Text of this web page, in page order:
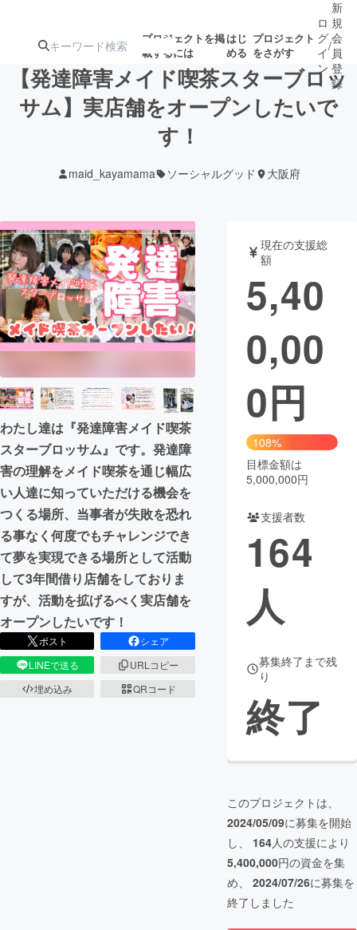
プロジェクトを掲
載するには
はじ
める
プロジェクト
をさがす
注目の新着プロ
テクノロジー・ガジェット
映像・映画 書籍・雑誌
ビジネス・起業 チャレンジ
まちづくり・地域活性化
CAMPFIRE for Social Good
CAMPFIRE Creation
CAMPFIREふるさと納税 machi-ya コミュニティ
ロ
グ
イ
ン
/
新
規
会
員
登
録
【発達障害メイド喫茶スターブロッ
サム】実店舗をオープンしたいで
す！
maid_kayamama ソーシャルグッド 大阪府
わたし達は『発達障害メイド喫茶
スターブロッサム』です。発達障
害の理解をメイド喫茶を通じ幅広
い人達に知っていただける機会を
つくる場所、当事者が失敗を恐れ
る事なく何度でもチャレンジでき
て夢を実現できる場所として活動
して3年間借り店舗をしておりま
すが、活動を拡げるべく実店舗を
オープンしたいです！
ポスト
シェア
LINEで送る
URLコピー
埋め込み
QRコード
現在の支援総
額
5,40
0,00
0円
108%
目標金額は
5,000,000円
支援者数
164
人
募集終了まで残
り
終了
このプロジェクトは、
2024/05/09に募集を開始
し、 164人の支援により
5,400,000円の資金を集
め、 2024/07/26に募集を
終了しました